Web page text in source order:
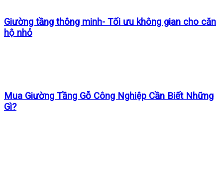
Giường tầng thông minh- Tối ưu không gian cho căn
hộ nhỏ
Mua Giường Tầng Gỗ Công Nghiệp Cần Biết Những
Gì?